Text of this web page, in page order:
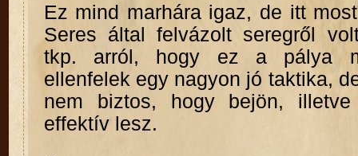
Ez mind marhára igaz, de itt
Seres által felvázolt seregről
tkp. arról, hogy ez a pálya
ellenfelek egy nagyon jó taktika,
nem biztos, hogy bejön,
effektív lesz.